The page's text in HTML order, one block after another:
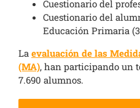
Cuestionario del
Cuestionario del
Educación Primaria
La evaluación de las
(MA), han participando un
7.690 alumnos.